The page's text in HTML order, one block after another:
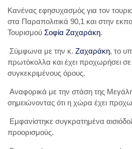
Κανένας εφησυχασμός για τον
στα Παραπολιτικά 90,1 και στην
Τουρισμού Σοφία Ζαχαράκη.
Σύμφωνα με την κ. Ζαχαράκη, το
πρωτόκολλα και έχει προχωρήσει
συγκεκριμένους όρους.
Αναφορικά με την στάση της
σημειώνοντας ότι η χώρα έχει
Εμφανίστηκε συγκρατημένα
προορισμούς.